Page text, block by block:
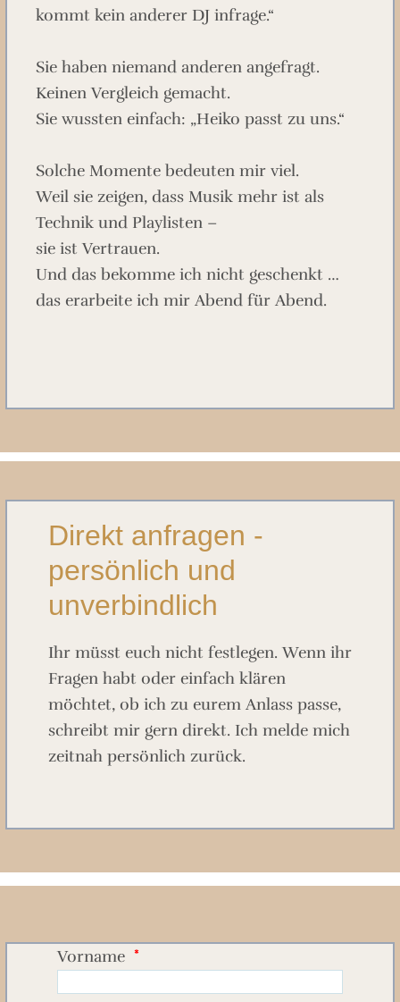
kommt kein anderer DJ infrage.“
Sie haben niemand anderen angefragt.
Keinen Vergleich gemacht.
Sie wussten einfach: „Heiko passt zu uns.“
Solche Momente bedeuten mir viel.
Weil sie zeigen, dass Musik mehr ist als
Technik und Playlisten –
sie ist Vertrauen.
Und das bekomme ich nicht geschenkt …
das erarbeite ich mir Abend für Abend.
Direkt anfragen -
persönlich und
unverbindlich
Ihr müsst euch nicht festlegen. Wenn ihr
Fragen habt oder einfach klären
möchtet, ob ich zu eurem Anlass passe,
schreibt mir gern direkt. Ich melde mich
zeitnah persönlich zurück.
Vorname *